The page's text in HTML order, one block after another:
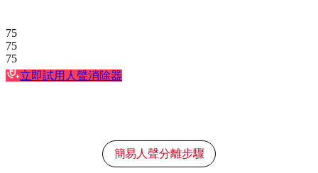
75
75
75
立即試用人聲消除器
簡易人聲分離步驟